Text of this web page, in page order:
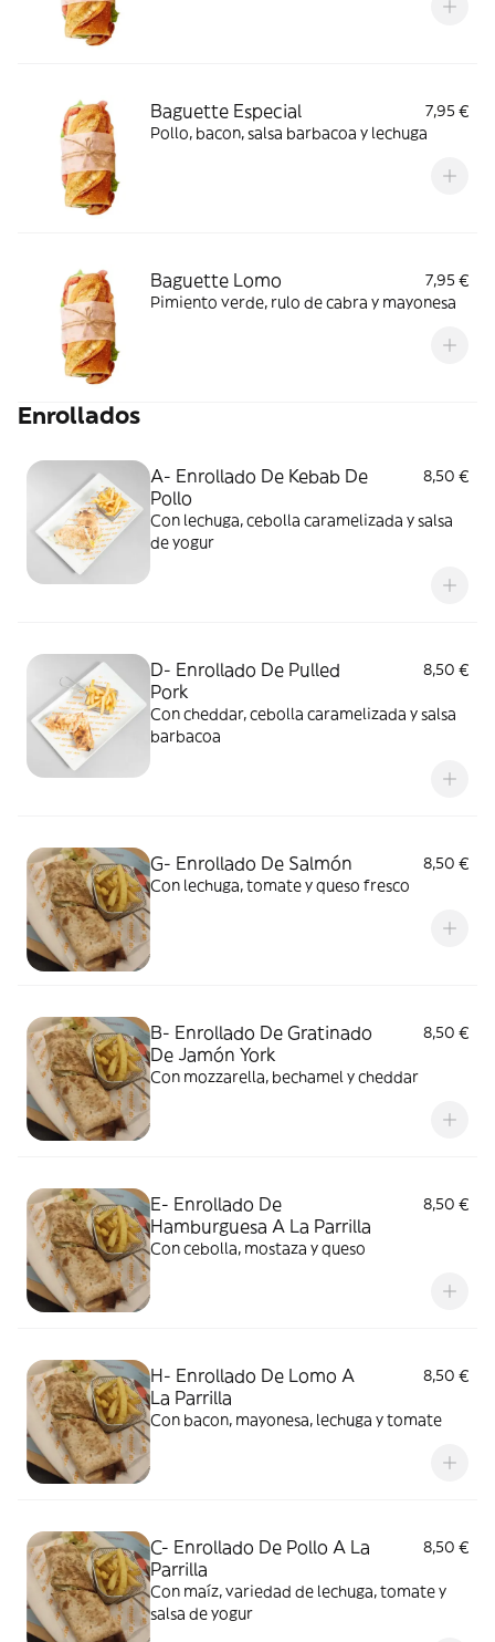
Baguette Especial
7,95 €
Pollo, bacon, salsa barbacoa y lechuga
Baguette Lomo
7,95 €
Pimiento verde, rulo de cabra y mayonesa
Enrollados
A- Enrollado De Kebab De
Pollo
8,50 €
Con lechuga, cebolla caramelizada y salsa
de yogur
D- Enrollado De Pulled
Pork
8,50 €
Con cheddar, cebolla caramelizada y salsa
barbacoa
G- Enrollado De Salmón
8,50 €
Con lechuga, tomate y queso fresco
B- Enrollado De Gratinado
De Jamón York
8,50 €
Con mozzarella, bechamel y cheddar
E- Enrollado De
Hamburguesa A La Parrilla
8,50 €
Con cebolla, mostaza y queso
H- Enrollado De Lomo A
La Parrilla
8,50 €
Con bacon, mayonesa, lechuga y tomate
C- Enrollado De Pollo A La
Parrilla
8,50 €
Con maíz, variedad de lechuga, tomate y
salsa de yogur